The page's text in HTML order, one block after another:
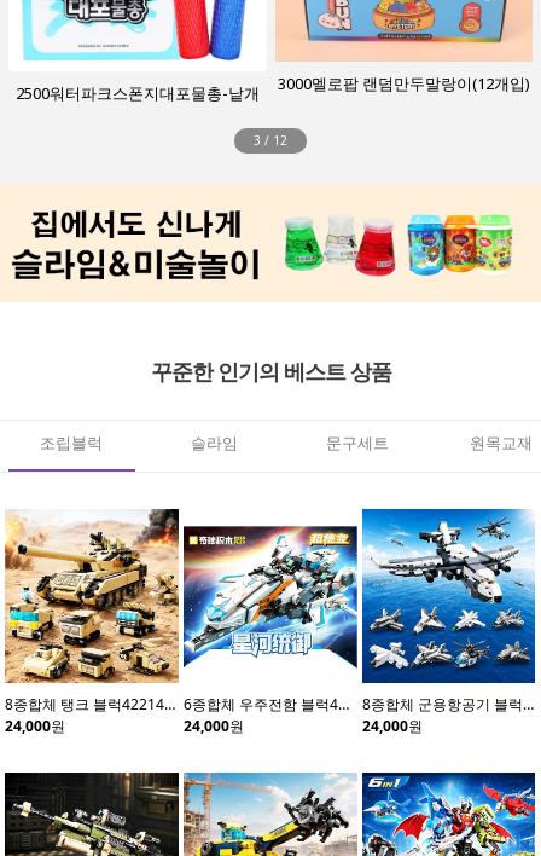
2500워터파크스폰지대포물총-낱개 3000멜로팝 랜덤만두말랑이(12개입)
3 / 12
꾸준한 인기의 베스트 상품
조립블럭 슬라임 문구세트 원목교재
8종합체 탱크 블럭42214(8개입)
24,000원
6종합체 우주전함 블럭41113(6개입)
24,000원
8종합체 군용항공기 블럭42212(8개입)
24,000원